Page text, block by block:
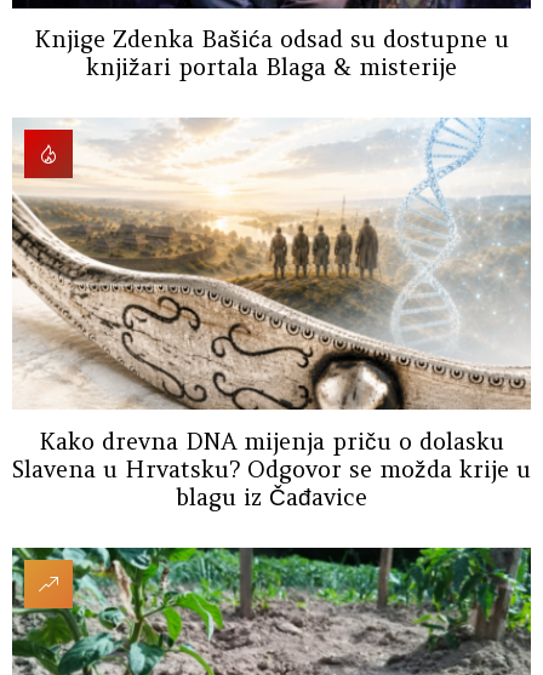
Knjige Zdenka Bašića odsad su dostupne u
knjižari portala Blaga & misterije
Kako drevna DNA mijenja priču o dolasku
Slavena u Hrvatsku? Odgovor se možda krije u
blagu iz Čađavice